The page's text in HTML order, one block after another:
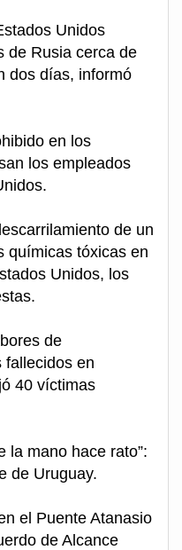
Unidos
de Rusia cerca de
dos días, informó
en los
los empleados
de un
químicas tóxicas en
Unidos, los
de
fallecidos en
40 víctimas
la mano hace rato”:
de Uruguay.
el Puente Atanasio
de Alcance